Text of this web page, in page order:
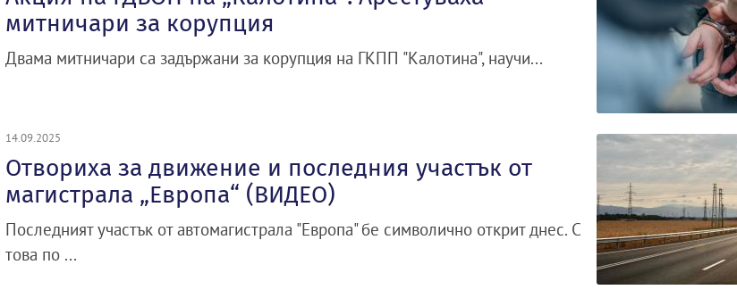
митничари за корупция
Двама митничари са задържани за корупция на ГКПП "Калотина", научи...
14.09.2025
Отвориха за движение и последния участък от
магистрала „Европа“ (ВИДЕО)
Последният участък от автомагистрала "Европа" бе символично открит днес. С
това по ...